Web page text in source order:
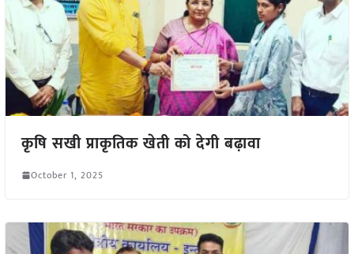
कृषि सखी प्राकृतिक खेती को देगी बढ़ावा
October 1, 2025